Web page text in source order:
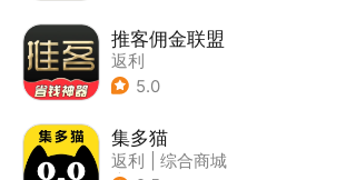
推客佣金联盟
返利
5.0
集多猫
返利
综合商城